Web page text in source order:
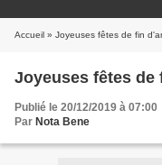
Accueil » Joyeuses fêtes de fin
Joyeuses fêtes de
Publié le 20/12/2019 à 07:00
Par Nota Bene